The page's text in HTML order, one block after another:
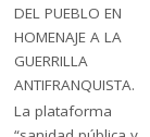
DEL PUEBLO EN
HOMENAJE A LA
GUERRILLA
ANTIFRANQUISTA.
La plataforma